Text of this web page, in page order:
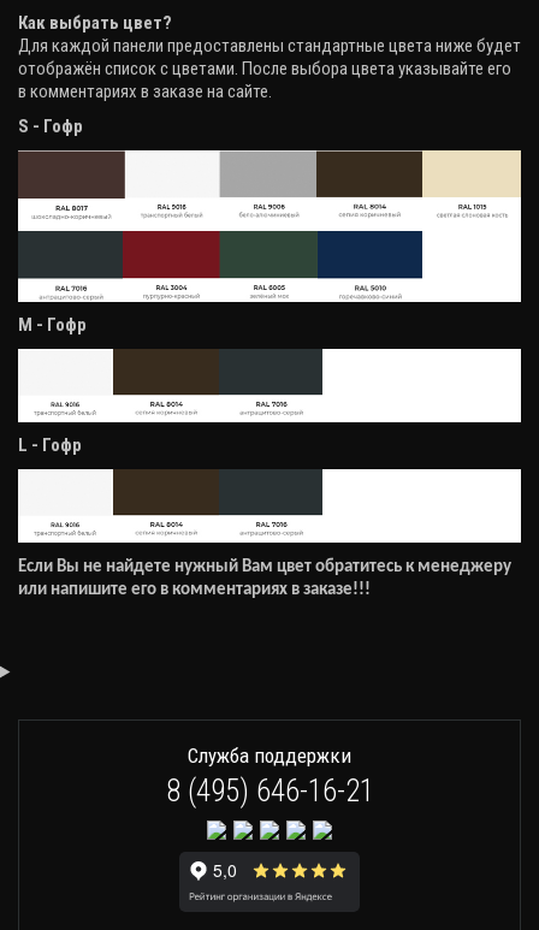
Как выбрать цвет?
Для каждой панели предоставлены стандартные цвета ниже будет
отображён список с цветами. После выбора цвета указывайте его
в комментариях в заказе на сайте.
S - Гофр
М - Гофр
L - Гофр
Если Вы не найдете нужный Вам цвет обратитесь к менеджеру
или напишите его в комментариях в заказе!!!
Служба поддержки
8 (495) 646-16-21